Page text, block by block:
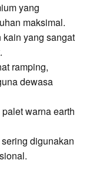
yang
maksimal.
yang sangat
ramping,
dewasa
warna earth
digunakan